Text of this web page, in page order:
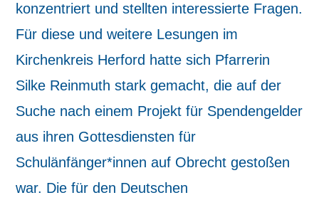
konzentriert und stellten interessierte Fragen.
Für diese und weitere Lesungen im
Kirchenkreis Herford hatte sich Pfarrerin
Silke Reinmuth stark gemacht, die auf der
Suche nach einem Projekt für Spendengelder
aus ihren Gottesdiensten für
Schulänfänger*innen auf Obrecht gestoßen
war. Die für den Deutschen